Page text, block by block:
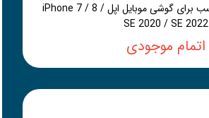
کاور مدل صدفی مناسب برای گوشی موبایل اپل iPhone 7 / 8 /
SE 2020 / SE 2022
اتمام موجودی